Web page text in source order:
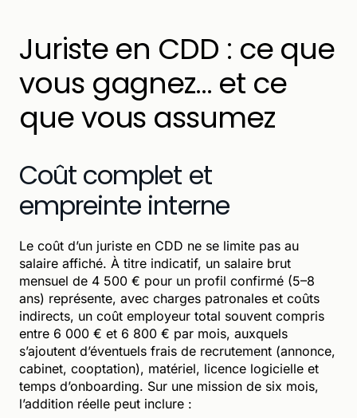
Juriste en CDD : ce que
vous gagnez… et ce
que vous assumez
Coût complet et
empreinte interne
Le coût d’un juriste en CDD ne se limite pas au
salaire affiché. À titre indicatif, un salaire brut
mensuel de 4 500 € pour un profil confirmé (5–8
ans) représente, avec charges patronales et coûts
indirects, un coût employeur total souvent compris
entre 6 000 € et 6 800 € par mois, auxquels
s’ajoutent d’éventuels frais de recrutement (annonce,
cabinet, cooptation), matériel, licence logicielle et
temps d’onboarding. Sur une mission de six mois,
l’addition réelle peut inclure :